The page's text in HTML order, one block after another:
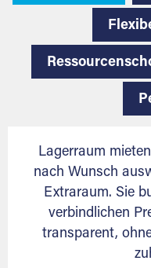
Lagerraum
nach Wunsch
Extraraum. Sie
verbindlichen
transparent,